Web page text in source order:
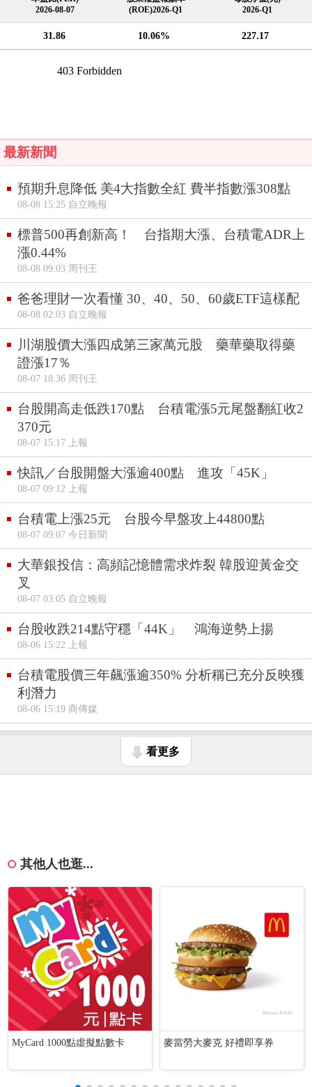
2026-08-07
(ROE)2026-Q1
2026-Q1
31.86 10.06% 227.17
最新新聞
預期升息降低 美4大指數全紅 費半指數漲308點
08-08 15:25 自立晚報
標普500再創新高！ 台指期大漲、台積電ADR上
漲0.44%
08-08 09:03 周刊王
爸爸理財一次看懂 30、40、50、60歲ETF這樣配
08-08 02:03 自立晚報
川湖股價大漲四成第三家萬元股 藥華藥取得藥
證漲17％
08-07 18:36 周刊王
台股開高走低跌170點 台積電漲5元尾盤翻紅收2
370元
08-07 15:17 上報
快訊／台股開盤大漲逾400點 進攻「45K」
08-07 09:12 上報
台積電上漲25元 台股今早盤攻上44800點
08-07 09:07 今日新聞
大華銀投信：高頻記憶體需求炸裂 韓股迎黃金交
叉
08-07 03:05 自立晚報
台股收跌214點守穩「44K」 鴻海逆勢上揚
08-06 15:22 上報
台積電股價三年飆漲逾350% 分析稱已充分反映獲
利潛力
08-06 15:19 商傳媒
看更多
其他人也逛...
MyCard 1000點虛擬點數卡 麥當勞大麥克 好禮即享券